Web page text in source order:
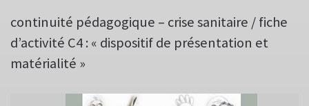
continuité pédagogique – crise sanitaire / fiche
d’activité C4 : « dispositif de présentation et
matérialité »